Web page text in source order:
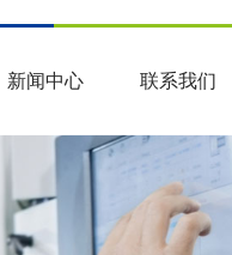
新闻中心 联系我们